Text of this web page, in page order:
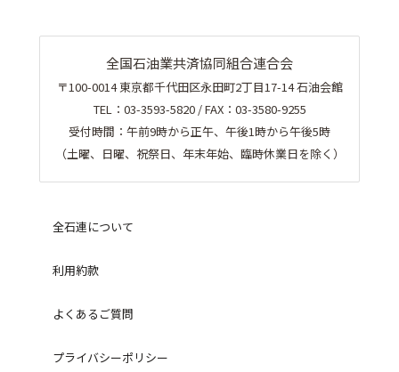
全国石油業共済協同組合連合会
〒100-0014 東京都千代田区永田町2丁目17-14 石油会館
TEL：03-3593-5820 / FAX：03-3580-9255
受付時間：午前9時から正午、午後1時から午後5時
（土曜、日曜、祝祭日、年末年始、臨時休業日を除く）
全石連について
利用約款
よくあるご質問
プライバシーポリシー